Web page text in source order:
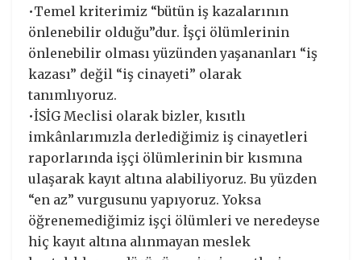
•Temel kriterimiz “bütün iş kazalarının
önlenebilir olduğu”dur. İşçi ölümlerinin
önlenebilir olması yüzünden yaşananları “iş
kazası” değil “iş cinayeti” olarak
tanımlıyoruz.
•İSİG Meclisi olarak bizler, kısıtlı
imkânlarımızla derlediğimiz iş cinayetleri
raporlarında işçi ölümlerinin bir kısmına
ulaşarak kayıt altına alabiliyoruz. Bu yüzden
“en az” vurgusunu yapıyoruz. Yoksa
öğrenemediğimiz işçi ölümleri ve neredeyse
hiç kayıt altına alınmayan meslek